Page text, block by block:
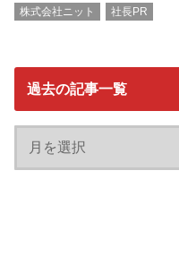
株式会社ニット
社長PR
過去の記事一覧